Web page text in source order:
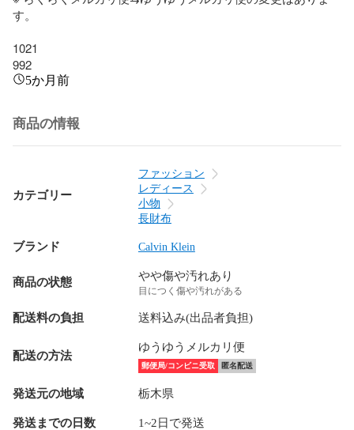
す。
1021
992
5か月前
商品の情報
カテゴリー
ファッション
レディース
小物
長財布
ブランド Calvin Klein
商品の状態 やや傷や汚れあり
目につく傷や汚れがある
配送料の負担 送料込み(出品者負担)
配送の方法
ゆうゆうメルカリ便
郵便局/コンビニ受取 匿名配送
発送元の地域 栃木県
発送までの日数 1~2日で発送